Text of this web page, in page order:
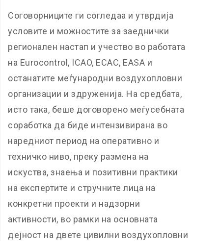
Соговорниците ги согледаа и утврдија
условите и можностите за заеднички
регионален настап и учество во работата
на Eurocontrol, ICAO, ECAC, EASA и
останатите меѓународни воздухопловни
организации и здруженија. На средбата,
исто така, беше договорено меѓусебната
соработка да биде интензивирана во
наредниот период на оперативно и
техничко ниво, преку размена на
искуства, знаења и позитивни практики
на експертите и стручните лица на
конкретни проекти и надзорни
активности, во рамки на основната
дејност на двете цивилни воздухопловни